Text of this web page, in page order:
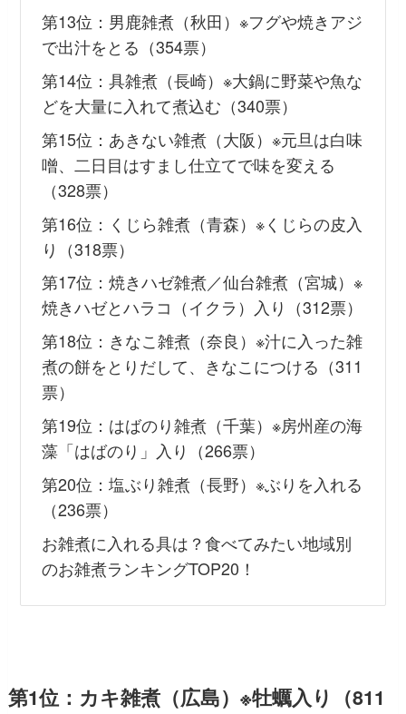
第13位：男鹿雑煮（秋田）※フグや焼きアジ
で出汁をとる（354票）
第14位：具雑煮（長崎）※大鍋に野菜や魚な
どを大量に入れて煮込む（340票）
第15位：あきない雑煮（大阪）※元旦は白味
噌、二日目はすまし仕立てで味を変える
（328票）
第16位：くじら雑煮（青森）※くじらの皮入
り（318票）
第17位：焼きハゼ雑煮／仙台雑煮（宮城）※
焼きハゼとハラコ（イクラ）入り（312票）
第18位：きなこ雑煮（奈良）※汁に入った雑
煮の餅をとりだして、きなこにつける（311
票）
第19位：はばのり雑煮（千葉）※房州産の海
藻「はばのり」入り（266票）
第20位：塩ぶり雑煮（長野）※ぶりを入れる
（236票）
お雑煮に入れる具は？食べてみたい地域別
のお雑煮ランキングTOP20！
第1位：カキ雑煮（広島）※牡蠣入り（811